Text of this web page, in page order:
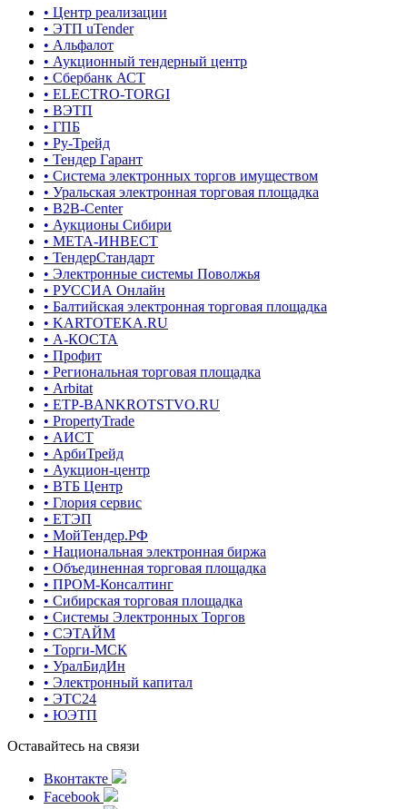
• Центр реализации
• ЭТП uTender
• Альфалот
• Аукционный тендерный центр
• Сбербанк АСТ
• ELECTRO-TORGI
• ВЭТП
• ГПБ
• Ру-Трейд
• Тендер Гарант
• Система электронных торгов имуществом
• Уральская электронная торговая площадка
• B2B-Center
• Аукционы Сибири
• МЕТА-ИНВЕСТ
• ТендерСтандарт
• Электронные системы Поволжья
• РУССИА Онлайн
• Балтийская электронная торговая площадка
• KARTOTEKA.RU
• А-КОСТА
• Профит
• Региональная торговая площадка
• Arbitat
• ETP-BANKROTSTVO.RU
• PropertyTrade
• АИСТ
• АрбиТрейд
• Аукцион-центр
• ВТБ Центр
• Глория сервис
• ЕТЭП
• МойТендер.РФ
• Национальная электронная биржа
• Объединенная торговая площадка
• ПРОМ-Консалтинг
• Сибирская торговая площадка
• Системы Электронных Торгов
• СЭТАЙМ
• Торги-МСК
• УралБидИн
• Электронный капитал
• ЭТС24
• ЮЭТП
Оставайтесь на связи
Вконтакте
Facebook